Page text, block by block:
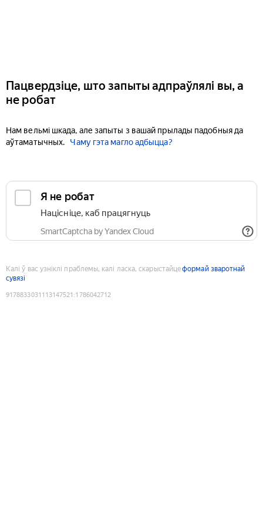
Пацвердзіце, што запыты адпраўлялі вы, а
не робат
Нам вельмі шкада, але запыты з вашай прылады падобныя да
аўтаматычных.
Чаму гэта магло адбыцца?
Я не робат
Націсніце, каб працягнуць
SmartCaptcha by Yandex Cloud
Калі ў вас узніклі праблемы, калі ласка, скарыстайцеформай зваротнай
сувязі
9178833031113147521 :1786042712